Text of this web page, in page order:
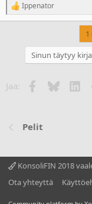
R
e
s
Ippenator
1
Sinun täytyy
Jaa: Facebook
Bluesky
Pelit
KonsoliFIN 2018
Ota yhteyttä